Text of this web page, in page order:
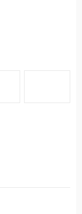
多用，大大提高空间
广泛。